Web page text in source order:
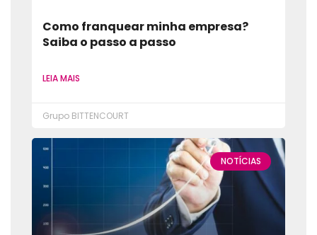
Como franquear minha empresa?
Saiba o passo a passo
LEIA MAIS
Grupo BITTENCOURT
NOTÍCIAS